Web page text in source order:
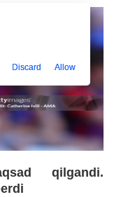
qilgandi.
Discard Allow